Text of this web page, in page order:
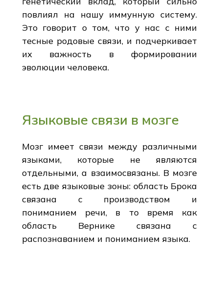
повлиял на нашу иммунную систему.
Это говорит о том, что у нас с ними
тесные родовые связи, и подчеркивает
их важность в формировании
эволюции человека.
Языковые связи в мозге
Мозг имеет связи между различными
языками, которые не являются
отдельными, а взаимосвязаны. В мозге
есть две языковые зоны: область Брока
связана с производством и
пониманием речи, в то время как
область Вернике связана с
распознаванием и пониманием языка.